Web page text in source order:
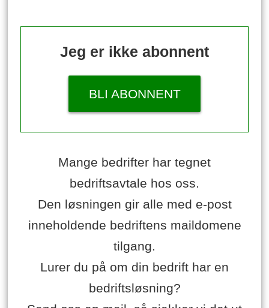
Jeg er ikke abonnent
BLI ABONNENT
Mange bedrifter har tegnet
bedriftsavtale hos oss.
Den løsningen gir alle med e-post
inneholdende bedriftens maildomene
tilgang.
Lurer du på om din bedrift har en
bedriftsløsning?